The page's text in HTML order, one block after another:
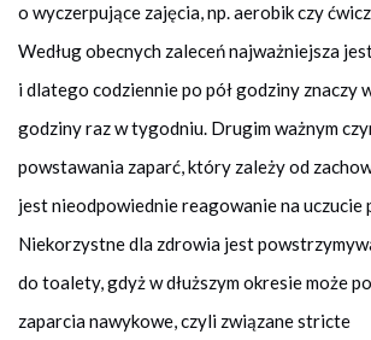
o wyczerpujące zajęcia, np. aerobik czy
Według obecnych zaleceń najważniejsza
i dlatego codziennie po pół godziny znaczy
godziny raz w tygodniu. Drugim ważnym
powstawania zaparć, który zależy od
jest nieodpowiednie reagowanie na uczucie
Niekorzystne dla zdrowia jest
do toalety, gdyż w dłuższym okresie może
zaparcia nawykowe, czyli związane stricte